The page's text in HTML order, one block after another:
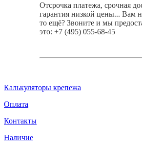
Отсрочка платежа, срочная
гарантия низкой цены... Вам
то ещё? Звоните и мы
это: +7 (495) 055-68-45
Калькуляторы крепежа
Оплата
Контакты
Наличие